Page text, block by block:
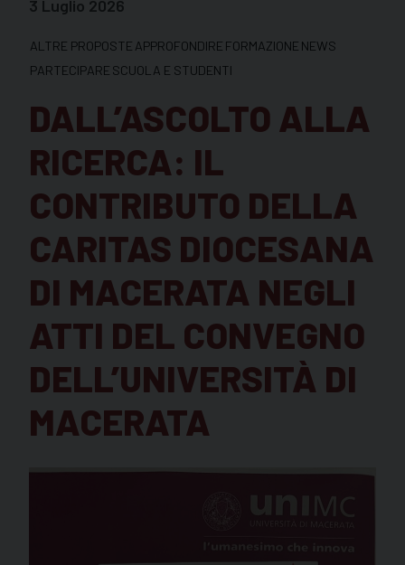
3 Luglio 2026
ALTRE PROPOSTE APPROFONDIRE FORMAZIONE NEWS
PARTECIPARE SCUOLA E STUDENTI
DALL’ASCOLTO ALLA
RICERCA: IL
CONTRIBUTO DELLA
CARITAS DIOCESANA
DI MACERATA NEGLI
ATTI DEL CONVEGNO
DELL’UNIVERSITÀ DI
MACERATA